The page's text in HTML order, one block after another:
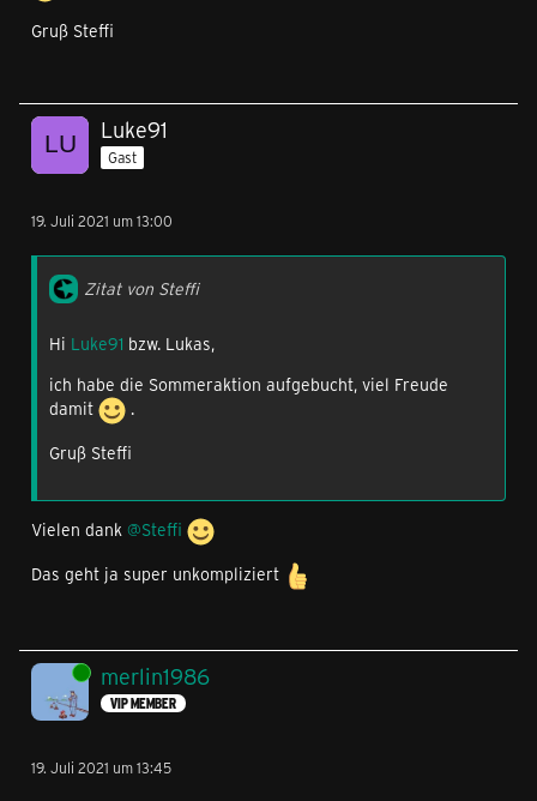
Gruß Steffi
Luke91
Gast
19. Juli 2021 um 13:00
Zitat von Steffi
Hi Luke91 bzw. Lukas,
ich habe die Sommeraktion aufgebucht, viel Freude
damit
.
Gruß Steffi
Vielen dank @Steffi
Das geht ja super unkompliziert
Online merlin1986
VIP MEMBER
19. Juli 2021 um 13:45